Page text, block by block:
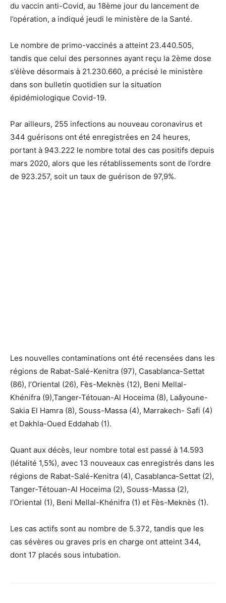
du vaccin anti-Covid, au 18ème jour du lancement de
l’opération, a indiqué jeudi le ministère de la Santé.
Le nombre de primo-vaccinés a atteint 23.440.505,
tandis que celui des personnes ayant reçu la 2ème dose
s’élève désormais à 21.230.660, a précisé le ministère
dans son bulletin quotidien sur la situation
épidémiologique Covid-19.
Par ailleurs, 255 infections au nouveau coronavirus et
344 guérisons ont été enregistrées en 24 heures,
portant à 943.222 le nombre total des cas positifs depuis
mars 2020, alors que les rétablissements sont de l’ordre
de 923.257, soit un taux de guérison de 97,9%.
Les nouvelles contaminations ont été recensées dans les
régions de Rabat-Salé-Kenitra (97), Casablanca-Settat
(86), l’Oriental (26), Fès-Meknès (12), Beni Mellal-
Khénifra (9),Tanger-Tétouan-Al Hoceima (8), Laâyoune-
Sakia El Hamra (8), Souss-Massa (4), Marrakech- Safi (4)
et Dakhla-Oued Eddahab (1).
Quant aux décès, leur nombre total est passé à 14.593
(létalité 1,5%), avec 13 nouveaux cas enregistrés dans les
régions de Rabat-Salé-Kenitra (4), Casablanca-Settat (2),
Tanger-Tétouan-Al Hoceima (2), Souss-Massa (2),
l’Oriental (1), Beni Mellal-Khénifra (1) et Fès-Meknès (1).
Les cas actifs sont au nombre de 5.372, tandis que les
cas sévères ou graves pris en charge ont atteint 344,
dont 17 placés sous intubation.